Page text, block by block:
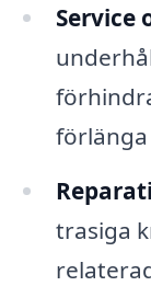
Service
trasiga